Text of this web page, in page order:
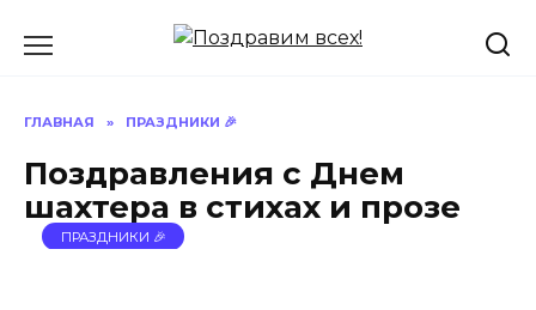
ГЛАВНАЯ » ПРАЗДНИКИ 🎉
Поздравления с Днем
шахтера в стихах и прозе
ПРАЗДНИКИ 🎉